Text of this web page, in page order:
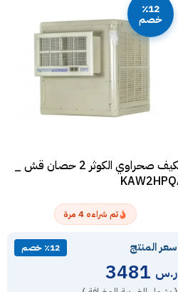
٪12
خصم
مكيف صحراوي الكوثر 2 حصان قش _
تم شراءه 4مرة
سعر المنتج ٪12 خصم
ر.س